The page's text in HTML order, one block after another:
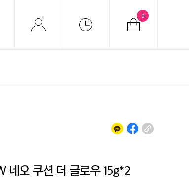
0
네오 쿠션 더 글로우 15g*2